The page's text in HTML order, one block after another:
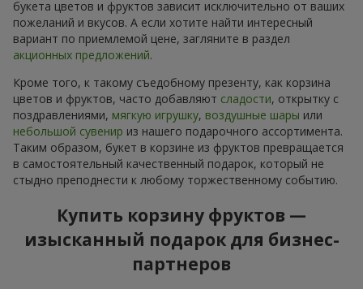
букета цветов и фруктов зависит исключительно от ваших
пожеланий и вкусов. А если хотите найти интересный
вариант по приемлемой цене, загляните в раздел
акционных предложений.
Кроме того, к такому съедобному презенту, как корзина
цветов и фруктов, часто добавляют сладости, открытку с
поздравлениями, мягкую игрушку, воздушные шары или
небольшой сувенир из нашего подарочного ассортимента.
Таким образом, букет в корзине из фруктов превращается
в самостоятельный качественный подарок, который не
стыдно преподнести к любому торжественному событию.
Купить корзину фруктов —
изысканный подарок для бизнес-
партнеров